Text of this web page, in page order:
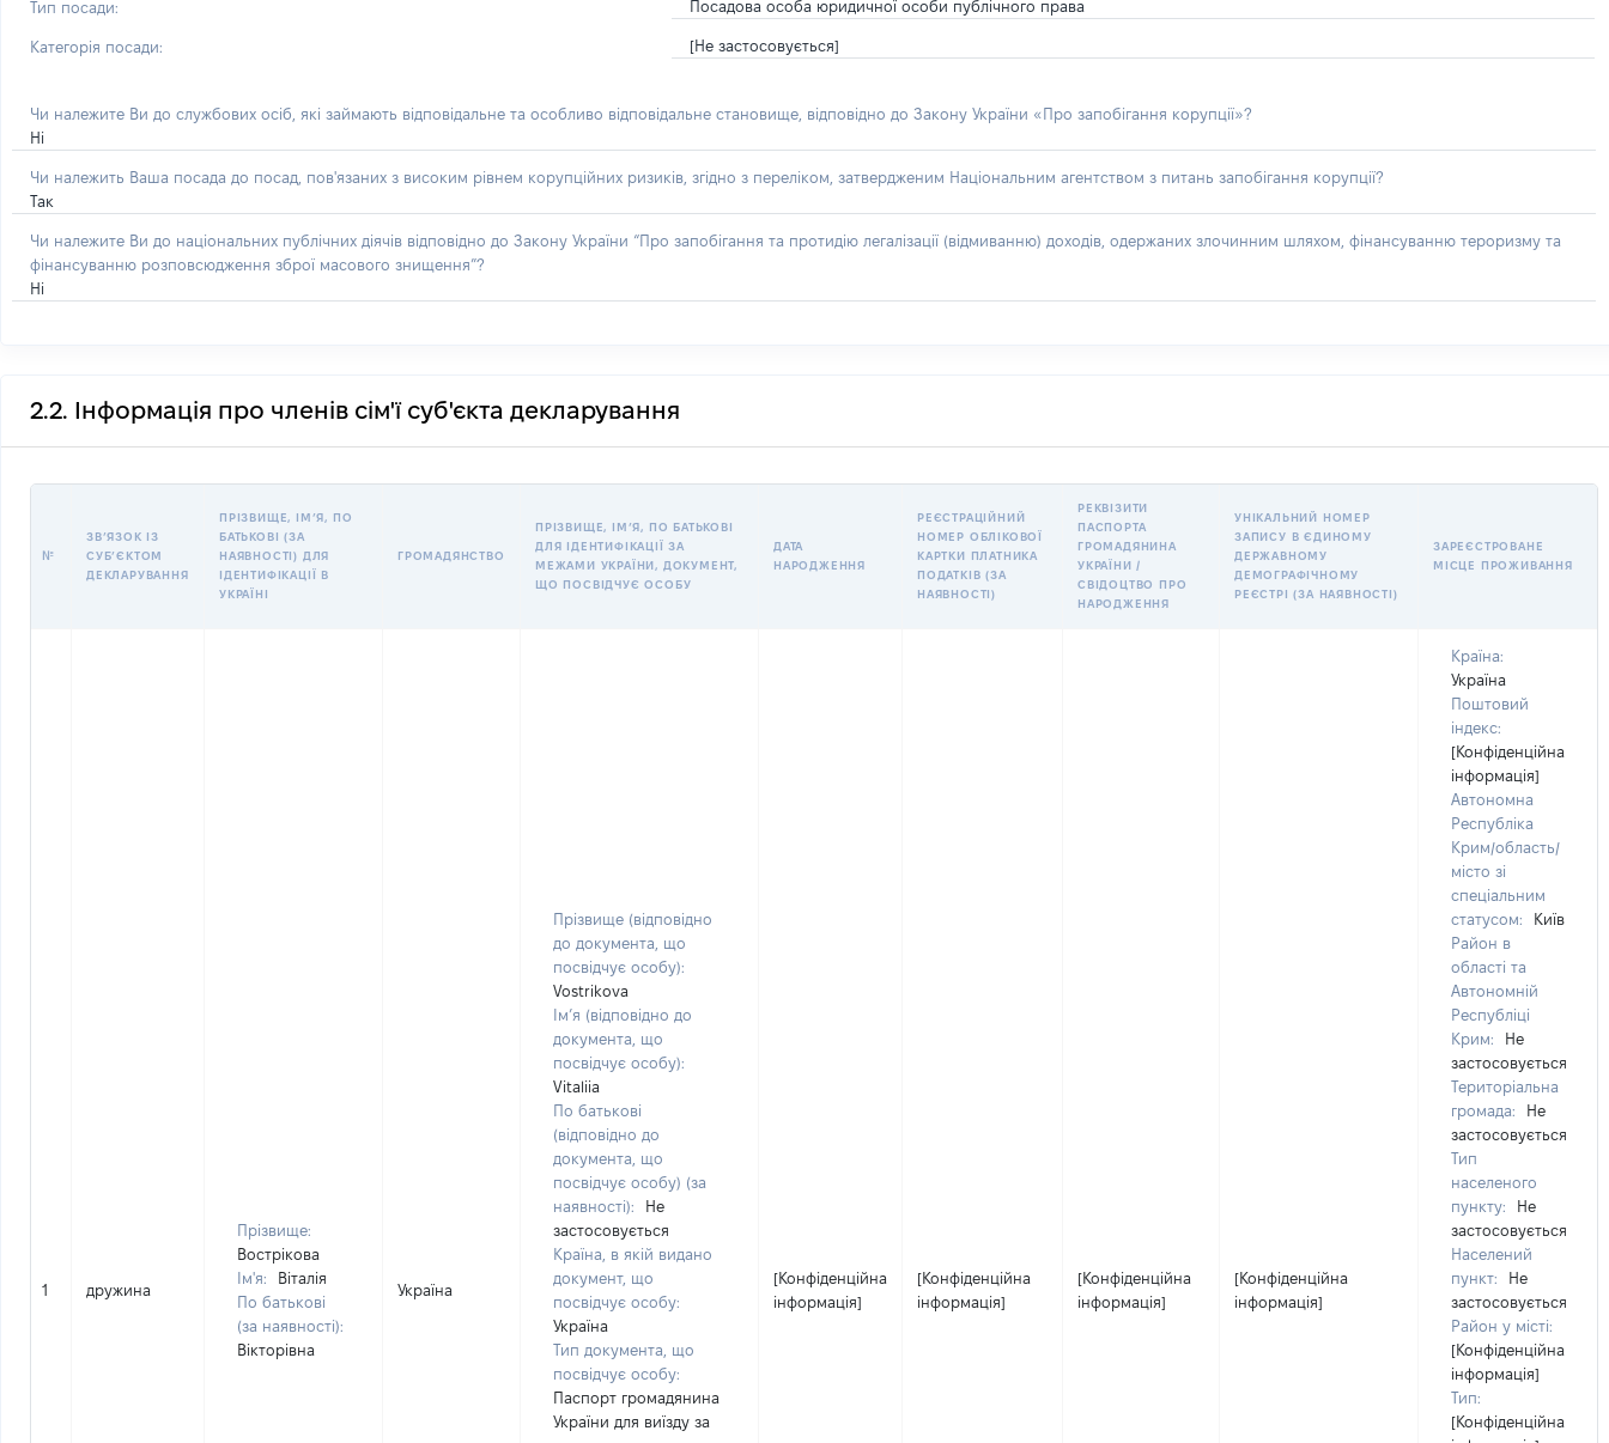
Тип посади: Посадова особа юридичної особи публічного права
Категорія посади: [Не застосовується]
Чи належите Ви до службових осіб, які займають відповідальне та особливо відповідальне становище, відповідно до Закону України «Про запобігання корупції»?
Ні
Чи належить Ваша посада до посад, пов'язаних з високим рівнем корупційних ризиків, згідно з переліком, затвердженим Національним агентством з питань запобігання корупції?
Так
Чи належите Ви до національних публічних діячів відповідно до Закону України “Про запобігання та протидію легалізації (відмиванню) доходів, одержаних злочинним шляхом, фінансуванню тероризму та
фінансуванню розповсюдження зброї масового знищення”?
Ні
2.2. Інформація про членів сім'ї суб'єкта декларування
№
ЗВʼЯЗОК ІЗ
СУБʼЄКТОМ
ДЕКЛАРУВАННЯ
ПРІЗВИЩЕ, ІМʼЯ, ПО
БАТЬКОВІ (ЗА
НАЯВНОСТІ) ДЛЯ
ІДЕНТИФІКАЦІЇ В
УКРАЇНІ
ГРОМАДЯНСТВО
ПРІЗВИЩЕ, ІМʼЯ, ПО БАТЬКОВІ
ДЛЯ ІДЕНТИФІКАЦІЇ ЗА
МЕЖАМИ УКРАЇНИ, ДОКУМЕНТ,
ЩО ПОСВІДЧУЄ ОСОБУ
ДАТА
НАРОДЖЕННЯ
РЕЄСТРАЦІЙНИЙ
НОМЕР ОБЛІКОВОЇ
КАРТКИ ПЛАТНИКА
ПОДАТКІВ (ЗА
НАЯВНОСТІ)
РЕКВІЗИТИ
ПАСПОРТА
ГРОМАДЯНИНА
УКРАЇНИ /
СВІДОЦТВО ПРО
НАРОДЖЕННЯ
УНІКАЛЬНИЙ НОМЕР
ЗАПИСУ В ЄДИНОМУ
ДЕРЖАВНОМУ
ДЕМОГРАФІЧНОМУ
РЕЄСТРІ (ЗА НАЯВНОСТІ)
ЗАРЕЄСТРОВАНЕ
МІСЦЕ ПРОЖИВАННЯ
1 дружина
Прізвище:
Вострікова
Ім'я:
Віталія
По батькові
(за наявності):
Вікторівна
Україна
Прізвище (відповідно
до документа, що
посвідчує особу):
Vostrikova
Ім’я (відповідно до
документа, що
посвідчує особу):
Vitaliia
По батькові
(відповідно до
документа, що
посвідчує особу) (за
наявності):
Не
застосовується
Країна, в якій видано
документ, що
посвідчує особу:
Україна
Тип документа, що
посвідчує особу:
Паспорт громадянина
України для виїзду за
[Конфіденційна
інформація]
[Конфіденційна
інформація]
[Конфіденційна
інформація]
[Конфіденційна
інформація]
Країна:
Україна
Поштовий
індекс:
[Конфіденційна
інформація]
Автономна
Республіка
Крим/область/
місто зі
спеціальним
статусом:
Київ
Район в
області та
Автономній
Республіці
Крим:
Не
застосовується
Територіальна
громада:
Не
застосовується
Тип
населеного
пункту:
Не
застосовується
Населений
пункт:
Не
застосовується
Район у місті:
[Конфіденційна
інформація]
Тип:
[Конфіденційна